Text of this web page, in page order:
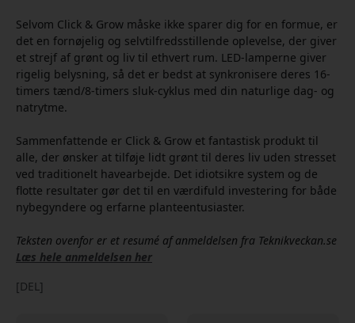
Selvom Click & Grow måske ikke sparer dig for en formue, er
det en fornøjelig og selvtilfredsstillende oplevelse, der giver
et strejf af grønt og liv til ethvert rum. LED-lamperne giver
rigelig belysning, så det er bedst at synkronisere deres 16-
timers tænd/8-timers sluk-cyklus med din naturlige dag- og
natrytme.
Sammenfattende er Click & Grow et fantastisk produkt til
alle, der ønsker at tilføje lidt grønt til deres liv uden stresset
ved traditionelt havearbejde. Det idiotsikre system og de
flotte resultater gør det til en værdifuld investering for både
nybegyndere og erfarne planteentusiaster.
Teksten ovenfor er et resumé af anmeldelsen fra Teknikveckan.se
Læs hele anmeldelsen her
[DEL]